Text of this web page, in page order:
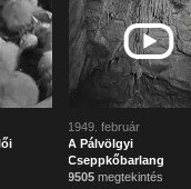
1949. február
A Pálvölgyi
Cseppkőbarlang
9505 megtekintés